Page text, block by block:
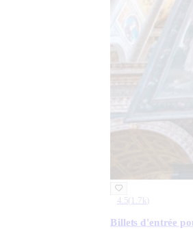
4.5( 1.7k )
Billets d'entrée